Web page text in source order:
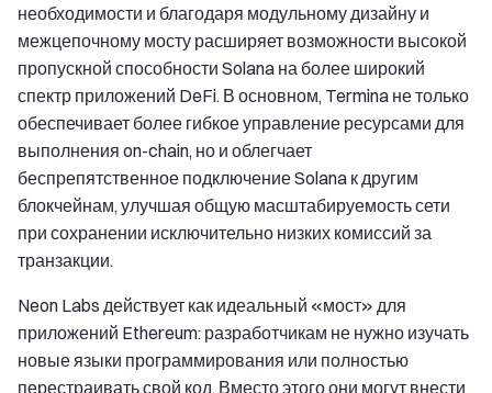
необходимости и благодаря модульному дизайну и
межцепочному мосту расширяет возможности высокой
пропускной способности Solana на более широкий
спектр приложений DeFi. В основном, Termina не только
обеспечивает более гибкое управление ресурсами для
выполнения on-chain, но и облегчает
беспрепятственное подключение Solana к другим
блокчейнам, улучшая общую масштабируемость сети
при сохранении исключительно низких комиссий за
транзакции.
Neon Labs действует как идеальный «мост» для
приложений Ethereum: разработчикам не нужно изучать
новые языки программирования или полностью
перестраивать свой код. Вместо этого они могут внести